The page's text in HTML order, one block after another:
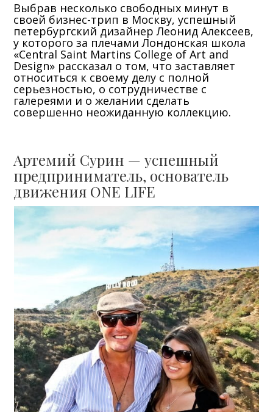
Выбрав несколько свободных минут в
своей бизнес-трип в Москву, успешный
петербургский дизайнер Леонид Алексеев,
у которого за плечами Лондонская школа
«Central Saint Martins College of Art and
Design» рассказал о том, что заставляет
относиться к своему делу с полной
серьезностью, о сотрудничестве с
галереями и о желании сделать
совершенно неожиданную коллекцию.
Артемий Сурин — успешный
предприниматель, основатель
движения ONE LIFE